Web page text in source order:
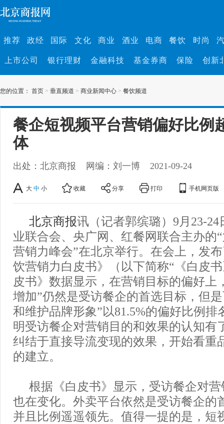
推荐 政经 国际 文化 商业 酒业 电商 餐饮 时尚
上市公司 银行理财 金融科技 基金券商 保险 创新
您的位置： 首页 > 垂直频道 > 商业新闻中心 > 餐饮频道
餐企短视频平台营销偏好比例
体
出处：北京商报 网编：刘一博 2021-09-24
大 中 小 收藏 分享 打印 手机网页版
北京商报讯（记者郭缤璐）9月23-
业联合会、央广网、红餐网联合主办的
营销力峰会”在北京举行。在会上，发
饮营销力白皮书》（以下简称“《白皮
皮书》数据显示，在营销目标的偏好上
增加”仍然是受访餐企的首选目标，但
和维护品牌形象”以81.5%的偏好比例排
明受访餐企对营销目的和效果的认知有
纠结于直接导流变现的效果，开始看重
的建立。
根据《白皮书》显示，受访餐企对
也在变化。外卖平台依然是受访餐企的
并且比例遥遥领先。值得一提的是，短